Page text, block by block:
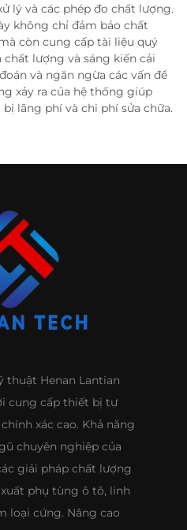
lý và các phép đo chất lượng.
không chỉ đảm bảo chất
còn cung cấp tài liệu quý
lượng và sáng kiến cải
và ngăn ngừa các vấn đề
xảy ra của hệ thống giúp
lãng phí và chi phí sửa chữa.
thuật Henan Lantian
cung cấp thiết bị tự
xác cao. Khả năng
chuyên nghiệp của
giải pháp chất lượng
phụ tùng ô tô, linh
loại cứng. Nâng cao